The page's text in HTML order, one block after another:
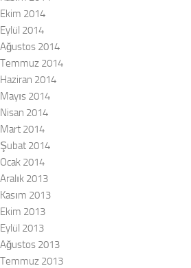
Ekim 2014
Eylül 2014
Ağustos 2014
Temmuz 2014
Haziran 2014
Mayıs 2014
Nisan 2014
Mart 2014
Şubat 2014
Ocak 2014
Aralık 2013
Kasım 2013
Ekim 2013
Eylül 2013
Ağustos 2013
Temmuz 2013